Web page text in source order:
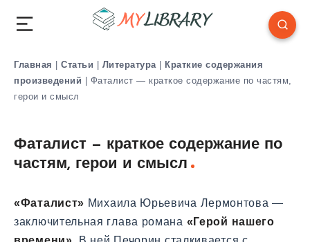
Главная | Статьи | Литература | Краткие содержания
произведений | Фаталист — краткое содержание по частям,
герои и смысл
Фаталист — краткое содержание по
частям, герои и смысл
«Фаталист» Михаила Юрьевича Лермонтова —
заключительная глава романа «Герой нашего